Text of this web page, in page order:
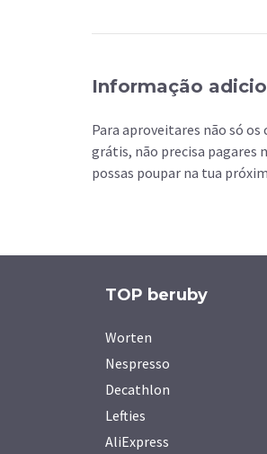
Informação
Para aproveitares não só
grátis, não precisa pagares
possas poupar na tua
TOP beruby
Worten
Nespresso
Decathlon
Lefties
AliExpress